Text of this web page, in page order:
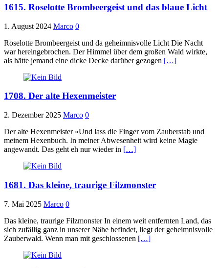
1615. Roselotte Brombeergeist und das blaue Licht
1. August 2024 Marco 0
Roselotte Brombeergeist und da geheimnisvolle Licht Die Nacht
war hereingebrochen. Der Himmel über dem großen Wald wirkte,
als hätte jemand eine dicke Decke darüber gezogen […]
1708. Der alte Hexenmeister
2. Dezember 2025 Marco 0
Der alte Hexenmeister »Und lass die Finger vom Zauberstab und
meinem Hexenbuch. In meiner Abwesenheit wird keine Magie
angewandt. Das geht eh nur wieder in […]
1681. Das kleine, traurige Filzmonster
7. Mai 2025 Marco 0
Das kleine, traurige Filzmonster In einem weit entfernten Land, das
sich zufällig ganz in unserer Nähe befindet, liegt der geheimnisvolle
Zauberwald. Wenn man mit geschlossenen […]